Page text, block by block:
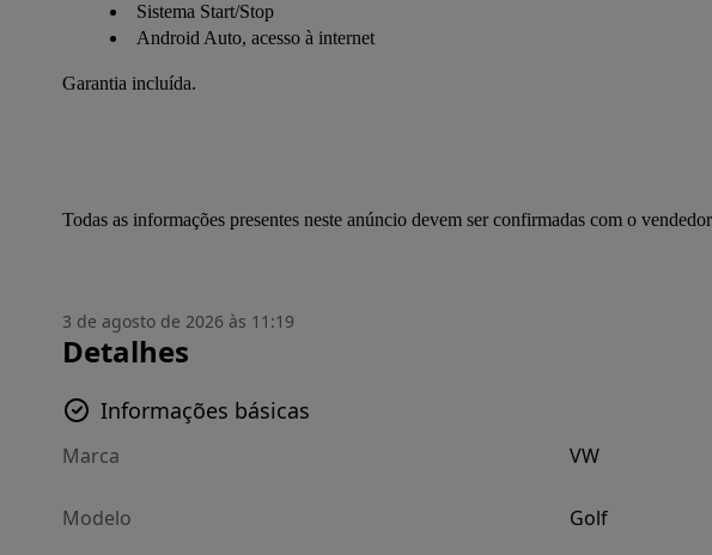
Sistema Start/Stop
Android Auto, acesso à internet
Garantia incluída.
Todas as informações presentes neste anúncio devem ser confirmadas com o
3 de agosto de 2026 às 11:19
Detalhes
Informações básicas
Marca VW
Modelo Golf